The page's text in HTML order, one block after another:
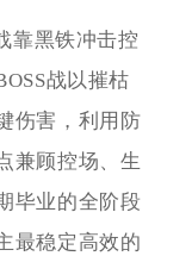
靠黑铁冲击控
战以摧枯
伤害，利用防
兼顾控场、生
毕业的全阶段
最稳定高效的